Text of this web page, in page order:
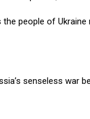
the people of
senseless war